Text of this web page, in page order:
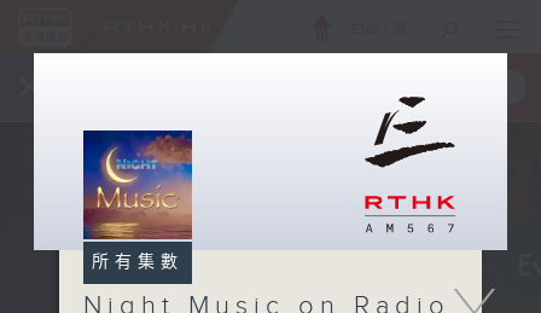
所有集數
Night Music on Radio